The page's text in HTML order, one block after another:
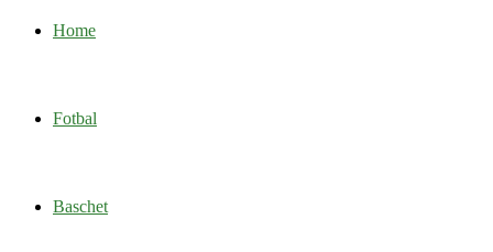
Home
Fotbal
Baschet